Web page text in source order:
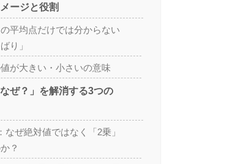
ージと役割
平均点だけでは分からない
り」
が大きい・小さいの意味
ぜ？」を解消する3つの
なぜ絶対値ではなく「2乗」
？